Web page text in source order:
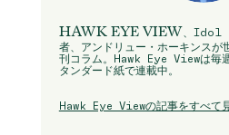
HAWK EYE VIEW 、Idol
者、アンドリュー・ホーキンスが
刊コラム。Hawk Eye Viewは毎
タンダード紙で連載中。
Hawk Eye Viewの記事をすべて